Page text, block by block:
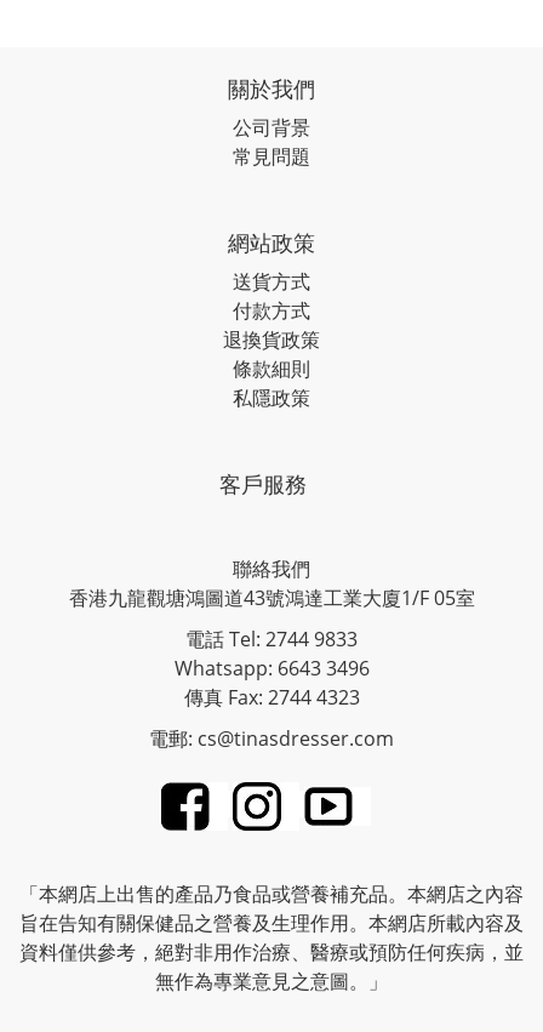
關於我們
公司背景
常見問題
網站政策
送貨方式
付款方式
退換貨政策
條款細則
私隱政策
客戶服務
聯絡我們
香港九龍觀塘鴻圖道43號鴻達工業大廈1/F 05室
電話 Tel: 2744 9833
Whatsapp: 6643 3496
傳真 Fax: 2744 4323
電郵: cs@tinasdresser.com
「本網店上出售的產品乃食品或營養補充品。本網店之內容
旨在告知有關保健品之營養及生理作用。本網店所載內容及
資料僅供參考，絕對非用作治療、醫療或預防任何疾病，並
無作為專業意見之意圖。」